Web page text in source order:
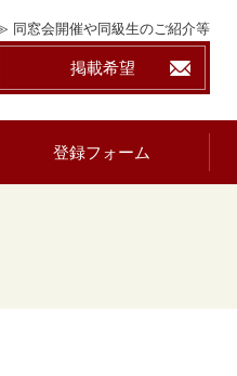
同窓会開催や同級生のご紹介等
掲載希望
登録フォーム